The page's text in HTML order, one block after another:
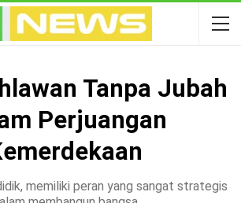
Tanpa Jubah
Perjuangan
memiliki peran yang sangat strategis